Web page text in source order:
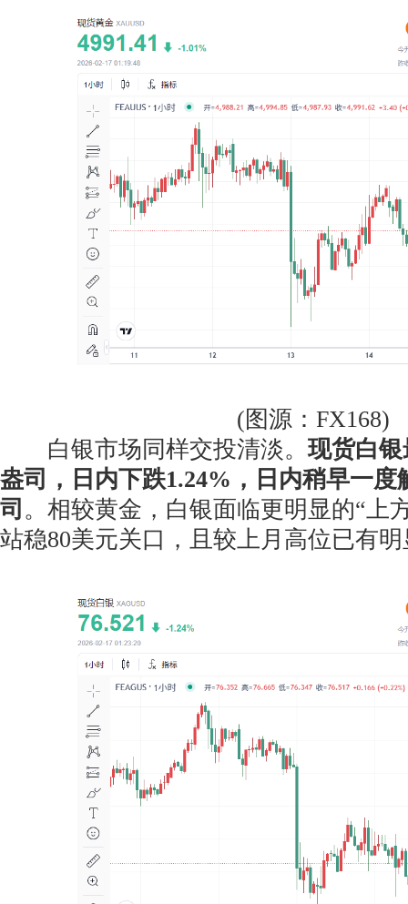
(图源：FX168)
白银市场同样交投清淡。现货白银
盎司，日内下跌1.24%，日内稍早一度
司 。相较黄金，白银面临更明显的“上
站稳80美元关口，且较上月高位已有